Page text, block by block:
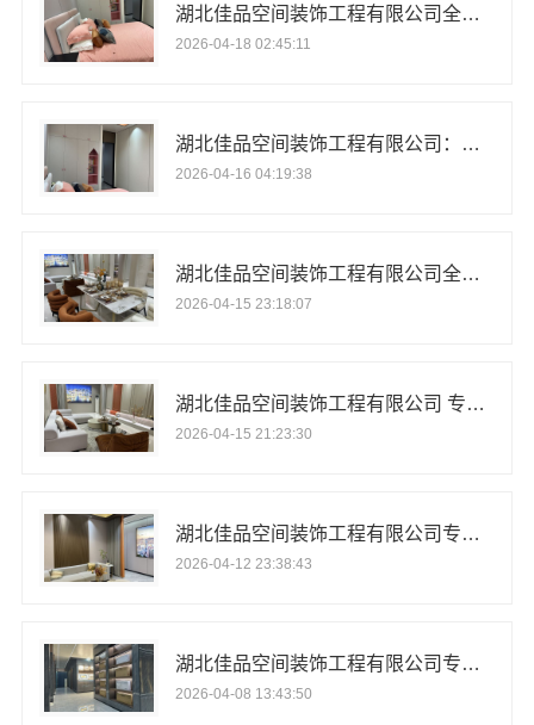
湖北佳品空间装饰工程有限公司全屋铝制空间定制专家
2026-04-18 02:45:11
湖北佳品空间装饰工程有限公司：环保家装就选佳品空间
2026-04-16 04:19:38
湖北佳品空间装饰工程有限公司全屋铝制装修专家
2026-04-15 23:18:07
湖北佳品空间装饰工程有限公司 专注全铝整装定制
2026-04-15 21:23:30
湖北佳品空间装饰工程有限公司专业全铝整装定制
2026-04-12 23:38:43
湖北佳品空间装饰工程有限公司专业承接全屋铝制装修工程
2026-04-08 13:43:50